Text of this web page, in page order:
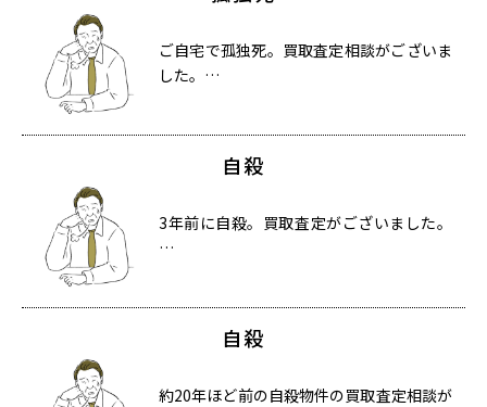
ご自宅で孤独死。買取査定相談がございま
した。…
自殺
3年前に自殺。買取査定がございました。
…
自殺
約20年ほど前の自殺物件の買取査定相談が